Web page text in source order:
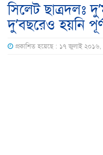
সিলেট ছাত্রদলঃ
দু’বছরেও হয়নি
প্রকাশিত হয়েছে : ১৭ জুলাই